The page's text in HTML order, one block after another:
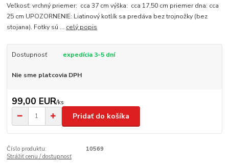
Veľkosť: vrchný priemer: cca 37 cm výška: cca 17,50 cm priemer dna: cca
25 cm UPOZORNENIE: Liatinový kotlík sa predáva bez trojnožky (bez
stojana). Fotky sú ... celý popis
Dostupnosť expedícia 3-5 dní
Nie sme platcovia DPH
99,00 EUR/ks
Pridať do košíka
Číslo produktu:
10569
Strážiť cenu / dostupnosť